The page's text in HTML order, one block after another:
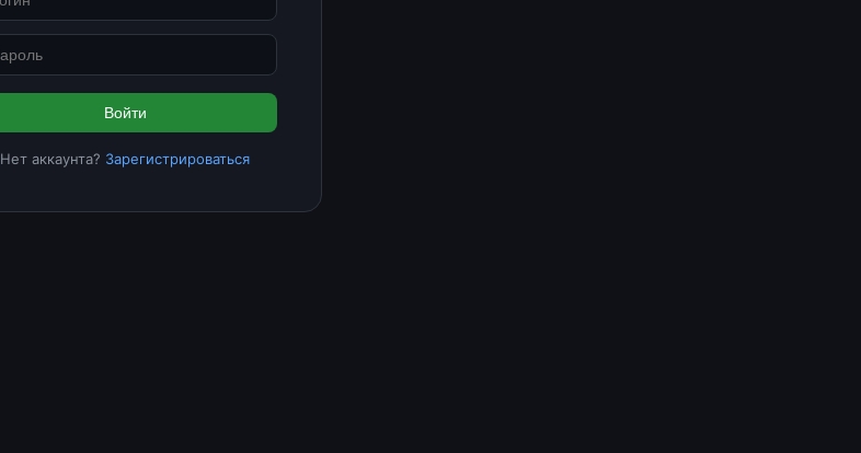
Войти
Нет аккаунта? Зарегистрироваться